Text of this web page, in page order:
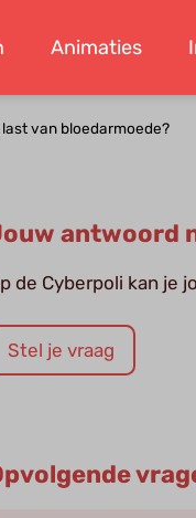
Animaties
last van bloedarmoede?
antwoord
de Cyberpoli kan je
Stel je vraag